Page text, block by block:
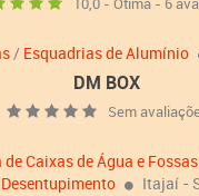
/ Esquadrias de Alumínio
DM BOX
Sem
de Caixas de Água e
Desentupimento
Itajaí -